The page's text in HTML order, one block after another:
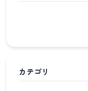
カテゴリ